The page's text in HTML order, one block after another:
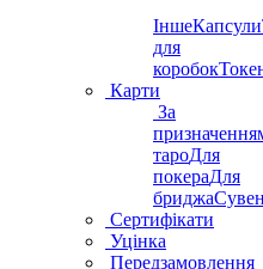
ІншеКапсули
для
коробок
Карти
За
тароДля
покераДля
бриджа
Сертифікати
Уцінка
Передзамовлення